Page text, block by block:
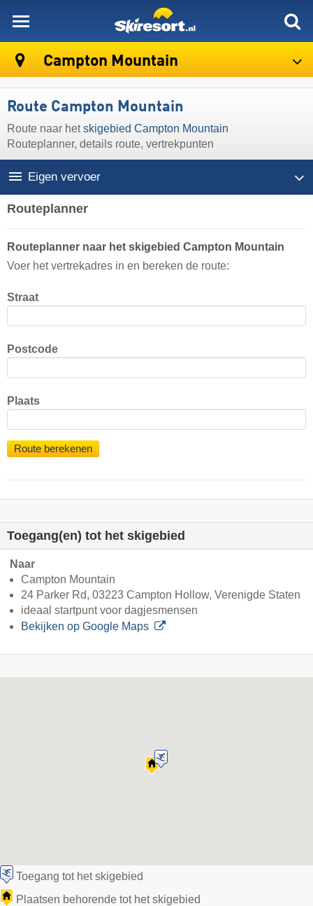
Campton Mountain
Route Campton Mountain
Route naar hetskigebied Campton Mountain
Routeplanner, details route, vertrekpunten
Eigen vervoer
Routeplanner
Routeplanner naar het skigebied Campton Mountain
Voer het vertrekadres in en bereken de route:
Straat
Postcode
Plaats
Route berekenen
Toegang(en) tot het skigebied
Naar
Campton Mountain
24 Parker Rd, 03223 Campton Hollow, Verenigde Staten
ideaal startpunt voor dagjesmensen
Bekijken op Google Maps
Toegang tot het skigebied
Plaatsen behorende tot het skigebied